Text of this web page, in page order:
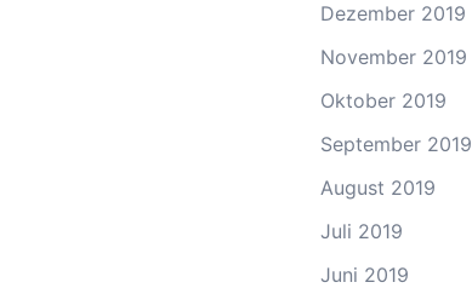
Dezember 2019
November 2019
Oktober 2019
September 2019
August 2019
Juli 2019
Juni 2019